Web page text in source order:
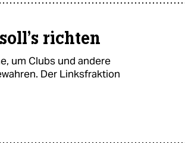
richten
um Clubs und andere
Der Linksfraktion